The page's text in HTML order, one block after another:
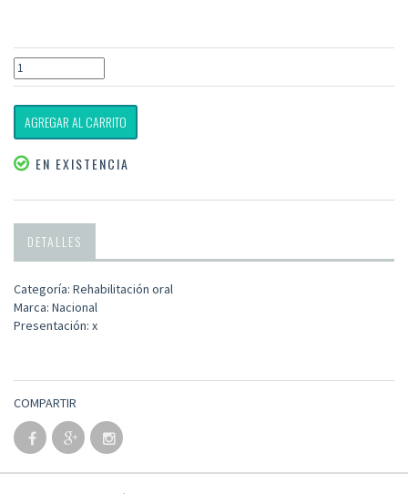
AGREGAR AL CARRITO
EN EXISTENCIA
DETALLES
Categoría: Rehabilitación oral
Marca: Nacional
Presentación: x
COMPARTIR